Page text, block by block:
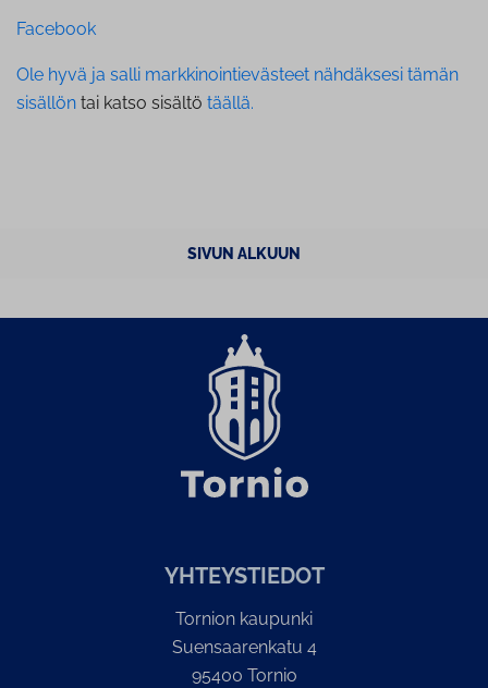
Facebook
Ole hyvä ja salli markkinointievästeet nähdäksesi tämän
sisällön tai katso sisältö täällä.
SIVUN ALKUUN
YH­TEYS­TIE­DOT
Tornion kaupunki
Suensaarenkatu 4
95400 Tornio